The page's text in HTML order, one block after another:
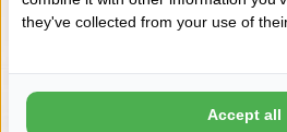
+31 (0) 575
they've collected from your use of
Accept all